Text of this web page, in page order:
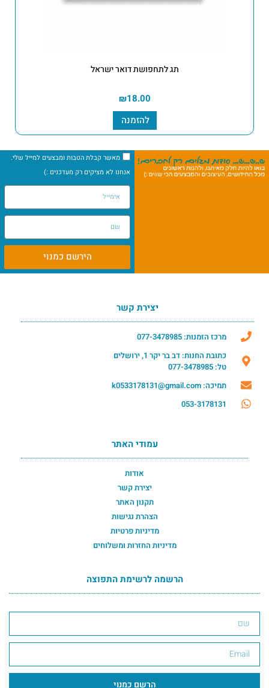
תג לתחפושת דואר ישראל
₪18.00
להזמנה
מאשר קבלת הטבות ומבצעים למייל שלי.
אנחנו לא מציקים רק מעדכנים :)
הירשם כמנוי
יצירת קשר
מרכז הזמנות: 077-3478985
כתובת החנות: דב בר יקר 1, ירושלים
טל: 077-3478985
תמיכה: k0533178131@gmail.com
053-3178131
עמודי האתר
אודות
יצירת קשר
תקנון האתר
הצהרת נגישות
מדיניות פרטיות
מדיניות החזרות ומשלוחים
הרשמה לרשימת התפוצה
הרשם כמנוי